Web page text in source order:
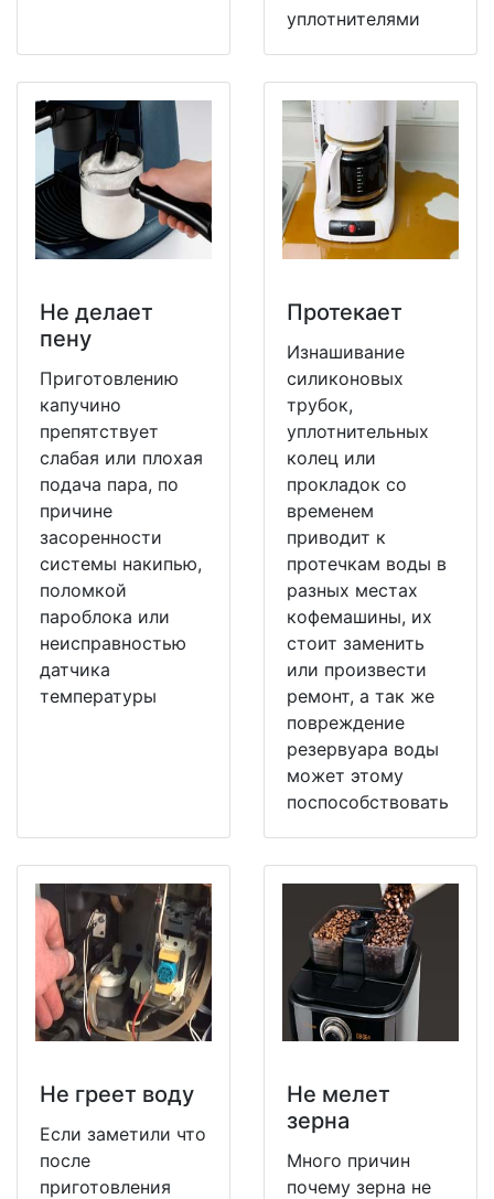
уплотнителями
Не делает
пену
Приготовлению
капучино
препятствует
слабая или плохая
подача пара, по
причине
засоренности
системы накипью,
поломкой
пароблока или
неисправностью
датчика
температуры
Протекает
Изнашивание
силиконовых
трубок,
уплотнительных
колец или
прокладок со
временем
приводит к
протечкам воды в
разных местах
кофемашины, их
стоит заменить
или произвести
ремонт, а так же
повреждение
резервуара воды
может этому
поспособствовать
Не греет воду
Если заметили что
после
приготовления
Не мeлет
зерна
Много причин
почему зерна не